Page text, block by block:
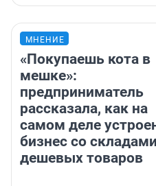
МНЕНИЕ
«Покупаешь кота в
мешке»:
предприниматель
рассказала, как на
самом деле
бизнес со складами
дешевых товаров